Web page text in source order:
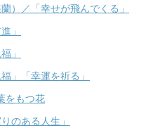
）／「幸せが飛んでくる」
」
」
」「幸運を祈る」
をもつ花
のある人生」